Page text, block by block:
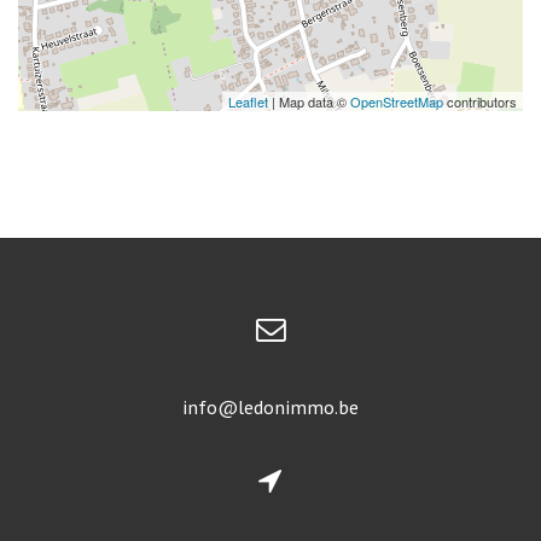
Leaflet| Map data ©OpenStreetMapcontributors
info@ledonimmo.be